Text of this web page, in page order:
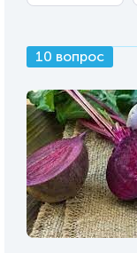
10 вопрос